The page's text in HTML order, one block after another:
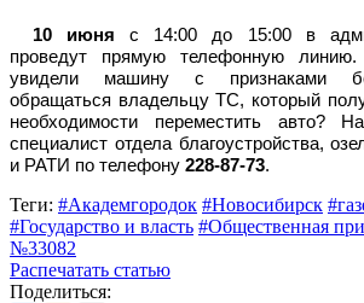
10 июня с 14:00 до 15:00 в
проведут прямую телефонную
увидели машину с признаками
обращаться владельцу ТС, который
необходимости переместить авто?
специалист отдела благоустройства,
и РАТИ по телефону 228-87-73.
Теги: #Академгородок #Новосибирск
#Государство и власть #Общественная
№33082
Распечатать статью
Поделиться: